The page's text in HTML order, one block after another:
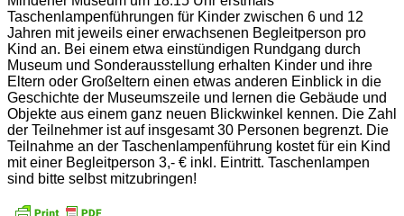
Taschenlampenführungen für Kinder zwischen 6 und 12
Jahren mit jeweils einer erwachsenen Begleitperson pro
Kind an. Bei einem etwa einstündigen Rundgang durch
Museum und Sonderausstellung erhalten Kinder und ihre
Eltern oder Großeltern einen etwas anderen Einblick in die
Geschichte der Museumszeile und lernen die Gebäude und
Objekte aus einem ganz neuen Blickwinkel kennen. Die Zahl
der Teilnehmer ist auf insgesamt 30 Personen begrenzt. Die
Teilnahme an der Taschenlampenführung kostet für ein Kind
mit einer Begleitperson 3,- € inkl. Eintritt. Taschenlampen
sind bitte selbst mitzubringen!